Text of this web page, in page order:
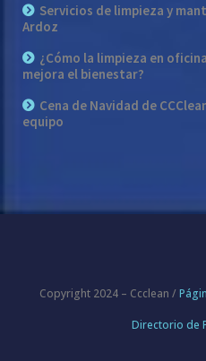
Servicios de limpieza y
Ardoz
¿Cómo la limpieza en
mejora el bienestar?
Cena de Navidad de
equipo
Copyright 2024 – Ccclean /
Directorio de